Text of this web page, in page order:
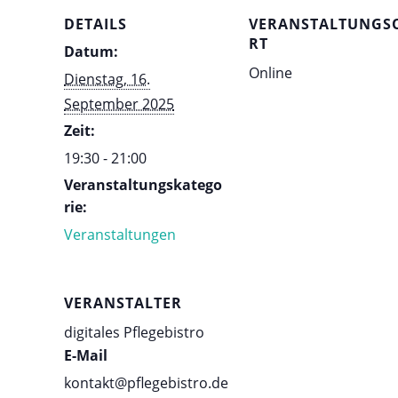
DETAILS
Datum:
Dienstag, 16.
September 2025
Zeit:
19:30 - 21:00
Veranstaltungskatego
rie:
Veranstaltungen
RT
Online
VERANSTALTER
digitales Pflegebistro
E-Mail
kontakt@pflegebistro.de